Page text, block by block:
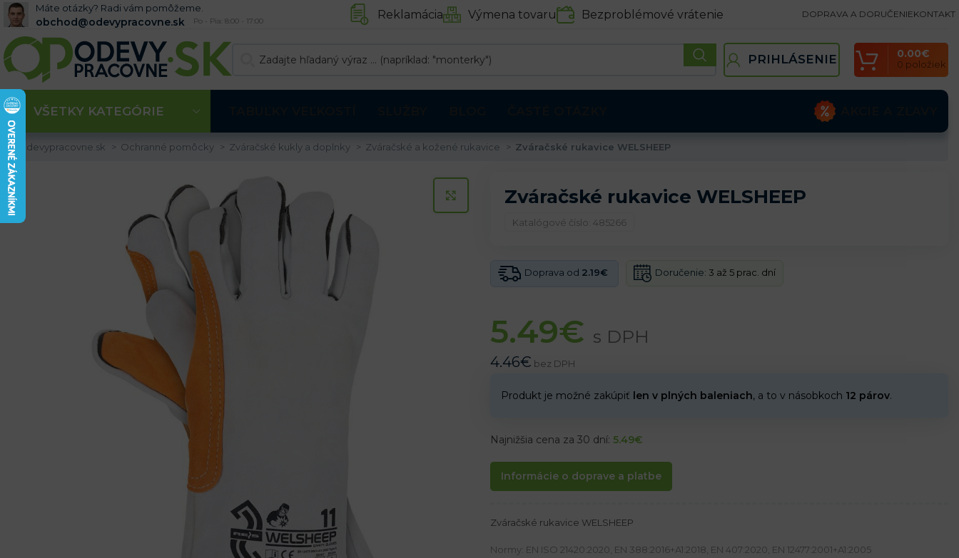
Máte otázky? Radi vám pomôžeme.
obchod@odevypracovne.sk Po - Pia: 8:00 - 17:00 Reklamácia Výmena tovaru Bezproblémové vrátenie DOPRAVA A DORUČENIEKONTAKT
PRIHLÁSENIE 0 položiek
0.00€
VŠETKY KATEGÓRIE
Odevypracovne.sk Ochranné pomôcky Zváračské kukly a doplnky Zváračské a kožené rukavice Zváračské rukavice WELSHEEP
KLIKNITE PRE ZVÄČŠENIE
Zváračské rukavice WELSHEEP
Katalógové číslo: 485266
Doprava od 2.19€ Doručenie: 3 až 5 prac. dní
5.49€ s DPH
4.46€ bez DPH
Produkt je možné zakúpiť len v plných baleniach, a to v násobkoch 12 párov.
Najnižšia cena za 30 dní: 5.49€
Informácie o doprave a platbe
Zváračské rukavice WELSHEEP
Normy: EN ISO 21420:2020, EN 388:2016+A1:2018, EN 407:2020, EN 12477:2001+A1:2005